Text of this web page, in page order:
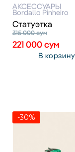
АКСЕССУАРЫ
Bordallo Pinheiro
Статуэтка
315 000сум
221 000сум
В корзину
-30%